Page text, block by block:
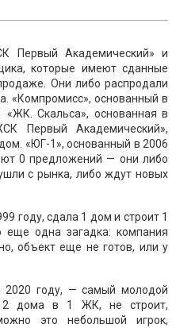
Первый Академический» и
которые имеют сданные
Они либо распродали
«Компромисс», основанный в
Скальса», основанная в
Первый Академический»,
«ЮГ-1», основанный в 2006
0 предложений — они либо
с рынка, либо ждут новых
году, сдала 1 дом и строит 1
еще одна загадка: компания
объект еще не готов, или у
2020 году, — самый молодой
2 дома в 1 ЖК, не строит,
это небольшой игрок,